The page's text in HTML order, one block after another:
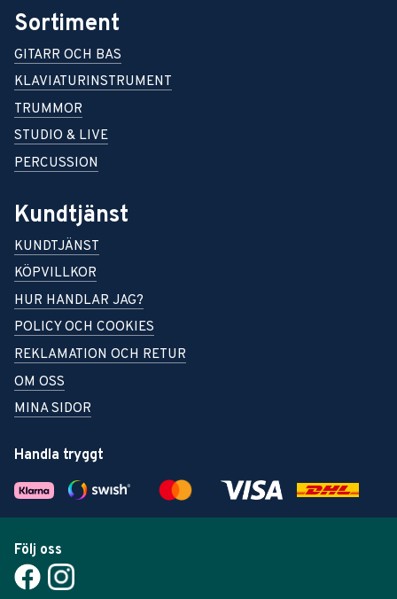
Sortiment
GITARR OCH BAS
KLAVIATURINSTRUMENT
TRUMMOR
STUDIO & LIVE
PERCUSSION
Kundtjänst
KUNDTJÄNST
KÖPVILLKOR
HUR HANDLAR JAG?
POLICY OCH COOKIES
REKLAMATION OCH RETUR
OM OSS
MINA SIDOR
Handla tryggt
Följ oss